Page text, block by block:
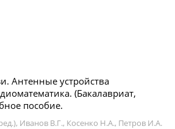
Антенные устройства
(Бакалавриат,
пособие.
Иванов В.Г., Косенко Н.А., Петров И.А.